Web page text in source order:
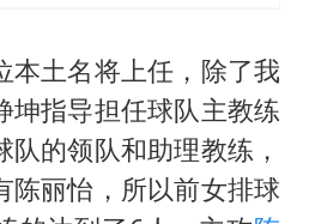
本土名将上任，除了我
坤指导担任球队主教练
的领队和助理教练，
陈丽怡，所以前女排球